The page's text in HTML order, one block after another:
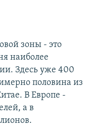
зоны - это
наиболее
Здесь уже 400
половина из
В Европе -
а в